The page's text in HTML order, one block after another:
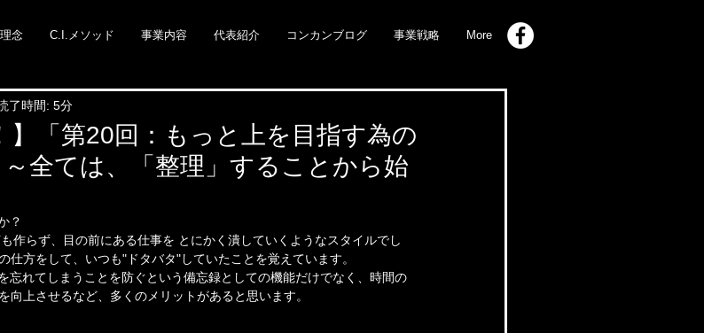
念 C.I.メソッド 事業内容 代表紹介 コンカンブログ 事業戦略 More
】「第20回：もっと上を目指す為の
全ては、「整理」することから始
了時間: 5分
？
作らず、目の前にある仕事を とにかく潰していくようなスタイルでし
仕方をして、いつも"ドタバタ"していたことを覚えています。
忘れてしまうことを防ぐという備忘録としての機能だけでなく、時間の
上させるなど、多くのメリットがあると思います。